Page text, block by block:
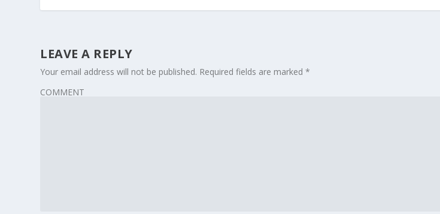
LEAVE A REPLY
Your email address will not be published. Required fields are marked*
COMMENT